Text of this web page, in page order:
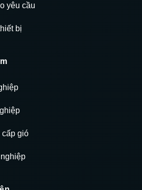
yêu cầu
bị
cấp gió